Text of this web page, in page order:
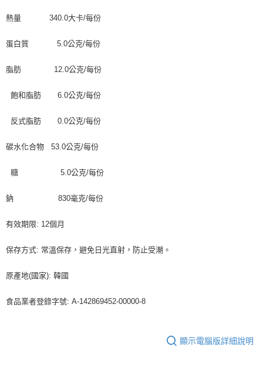
熱量 340.0大卡/每份
蛋白質 5.0公克/每份
脂肪 12.0公克/每份
飽和脂肪 6.0公克/每份
反式脂肪 0.0公克/每份
碳水化合物 53.0公克/每份
糖 5.0公克/每份
鈉 830毫克/每份
有效期限: 12個月
保存方式: 常溫保存，避免日光直射，防止受潮。
原產地(國家): 韓國
食品業者登錄字號: A-142869452-00000-8
顯示電腦版詳細說明